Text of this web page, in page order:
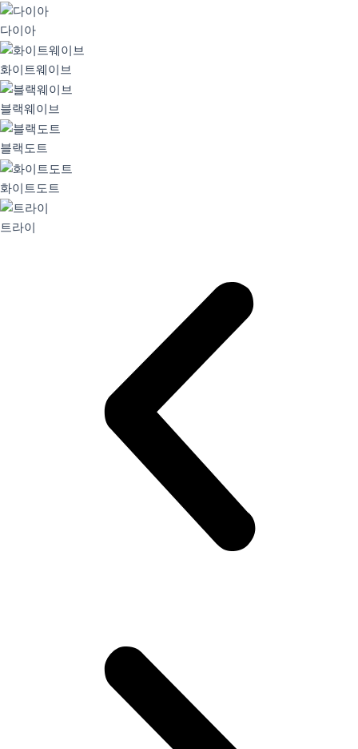
다이아
화이트웨이브
블랙웨이브
블랙도트
화이트도트
트라이